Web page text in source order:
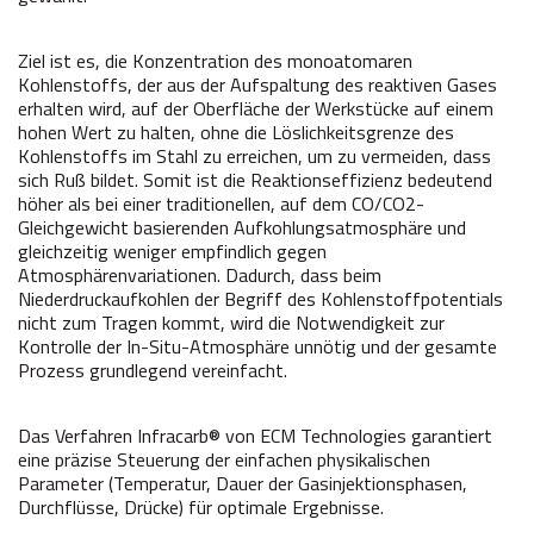
Ziel ist es, die Konzentration des monoatomaren
Kohlenstoffs, der aus der Aufspaltung des reaktiven Gases
erhalten wird, auf der Oberfläche der Werkstücke auf einem
hohen Wert zu halten, ohne die Löslichkeitsgrenze des
Kohlenstoffs im Stahl zu erreichen, um zu vermeiden, dass
sich Ruß bildet. Somit ist die Reaktionseffizienz bedeutend
höher als bei einer traditionellen, auf dem CO/CO2-
Gleichgewicht basierenden Aufkohlungsatmosphäre und
gleichzeitig weniger empfindlich gegen
Atmosphärenvariationen. Dadurch, dass beim
Niederdruckaufkohlen der Begriff des Kohlenstoffpotentials
nicht zum Tragen kommt, wird die Notwendigkeit zur
Kontrolle der In-Situ-Atmosphäre unnötig und der gesamte
Prozess grundlegend vereinfacht.
Das Verfahren Infracarb® von ECM Technologies garantiert
eine präzise Steuerung der einfachen physikalischen
Parameter (Temperatur, Dauer der Gasinjektionsphasen,
Durchflüsse, Drücke) für optimale Ergebnisse.